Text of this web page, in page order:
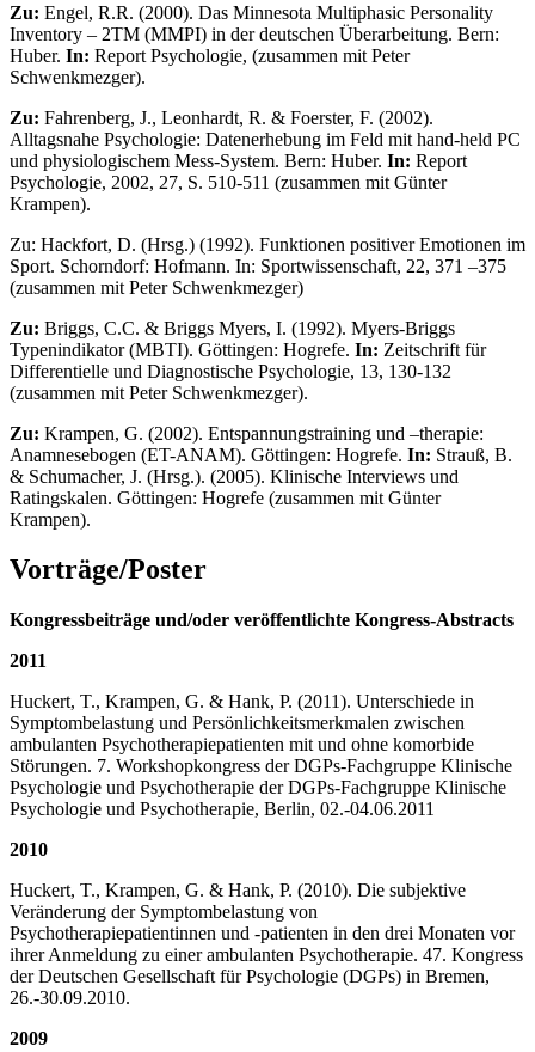
Zu: Engel, R.R. (2000). Das Minnesota Multiphasic Personality
Inventory – 2TM (MMPI) in der deutschen Überarbeitung. Bern:
Huber. In: Report Psychologie, (zusammen mit Peter
Schwenkmezger).
Zu: Fahrenberg, J., Leonhardt, R. & Foerster, F. (2002).
Alltagsnahe Psychologie: Datenerhe­bung im Feld mit hand-held PC
und physiologischem Mess-System. Bern: Huber. In: Report
Psychologie, 2002, 27, S. 510-511 (zusammen mit Günter
Krampen).
Zu: Hackfort, D. (Hrsg.) (1992). Funktionen positiver Emotionen im
Sport. Schorndorf: Hofmann. In: Sportwissenschaft, 22, 371 –375
(zusammen mit Peter Schwenkmezger)
Zu: Briggs, C.C. & Briggs Myers, I. (1992). Myers-Briggs
Typenindikator (MBTI). Göttin­gen: Hogrefe. In: Zeitschrift für
Differentielle und Diagnostische Psychologie, 13, 130-132
(zusammen mit Peter Schwenkmezger).
Zu: Krampen, G. (2002). Entspannungstraining und –therapie:
Anamnesebogen (ET-ANAM). Göttingen: Hogrefe. In: Strauß, B.
& Schumacher, J. (Hrsg.). (2005). Klinische Interviews und
Ratingskalen. Göttingen: Hogrefe (zusammen mit Günter
Krampen).
Vorträge/Poster
Kongressbeiträge und/oder veröffentlichte Kongress-Abstracts
2011
Huckert, T., Krampen, G. & Hank, P. (2011). Unterschiede in
Symptombelastung und Persönlichkeits­merkmalen zwischen
ambulanten Psychotherapiepatienten mit und ohne komorbide
Störungen. 7. Workshopkongress der DGPs-Fachgruppe Klinische
Psychologie und Psychotherapie der DGPs-Fachgruppe Klinische
Psychologie und Psychotherapie, Berlin, 02.-04.06.2011
2010
Huckert, T., Krampen, G. & Hank, P. (2010). Die subjektive
Veränderung der Symptombelastung von
Psychotherapiepatientinnen und -patienten in den drei Monaten vor
ihrer Anmeldung zu einer ambulanten Psychotherapie. 47. Kongress
der Deutschen Gesellschaft für Psychologie (DGPs) in Bremen,
26.-30.09.2010.
2009